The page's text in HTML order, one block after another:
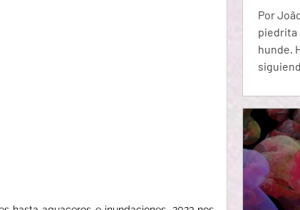
Por João
piedrita
hunde.
toda su
de una
físicos
tan
la
todas